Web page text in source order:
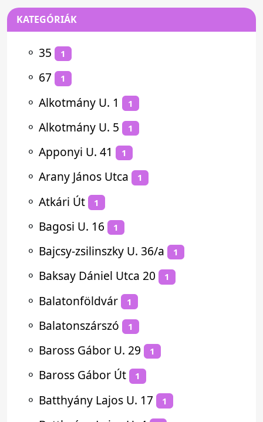
KATEGÓRIÁK
⚬ 35 1
⚬ 67 1
⚬ Alkotmány U. 1 1
⚬ Alkotmány U. 5 1
⚬ Apponyi U. 41 1
⚬ Arany János Utca 1
⚬ Atkári Út 1
⚬ Bagosi U. 16 1
⚬ Bajcsy-zsilinszky U. 36/a 1
⚬ Baksay Dániel Utca 20 1
⚬ Balatonföldvár 1
⚬ Balatonszárszó 1
⚬ Baross Gábor U. 29 1
⚬ Baross Gábor Út 1
⚬ Batthyány Lajos U. 17 1